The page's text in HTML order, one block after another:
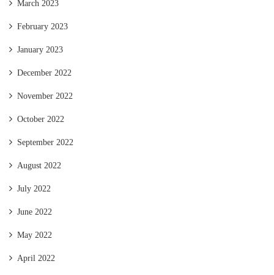
March 2023
February 2023
January 2023
December 2022
November 2022
October 2022
September 2022
August 2022
July 2022
June 2022
May 2022
April 2022